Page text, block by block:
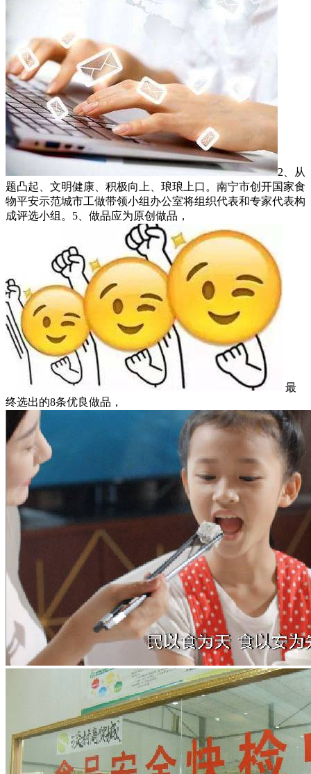
2、从
题凸起、文明健康、积极向上、琅琅上口。南宁市创开国家食
物平安示范城市工做带领小组办公室将组织代表和专家代表构
成评选小组。5、做品应为原创做品，
最
终选出的8条优良做品，